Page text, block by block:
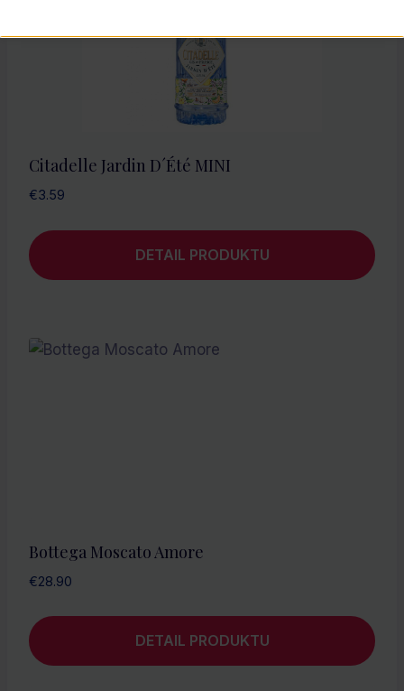
Citadelle Jardin D´Été MINI
€3.59
DETAIL PRODUKTU
Bottega Moscato Amore
€28.90
DETAIL PRODUKTU